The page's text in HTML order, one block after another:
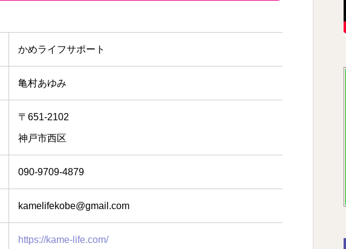
かめライフサポート
亀村あゆみ
〒651-2102
神戸市西区
090-9709-4879
kamelifekobe@gmail.com
https://kame-life.com/